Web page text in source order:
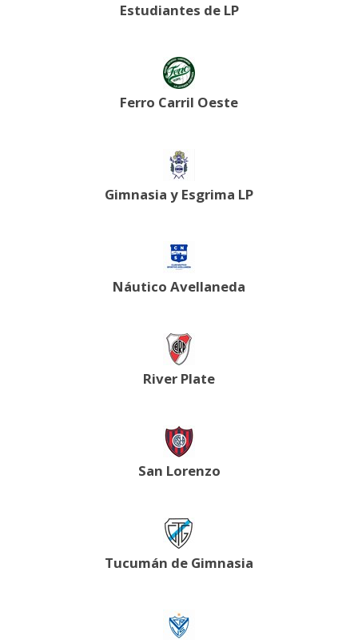
Estudiantes de LP
Ferro Carril Oeste
Gimnasia y Esgrima LP
Náutico Avellaneda
River Plate
San Lorenzo
Tucumán de Gimnasia